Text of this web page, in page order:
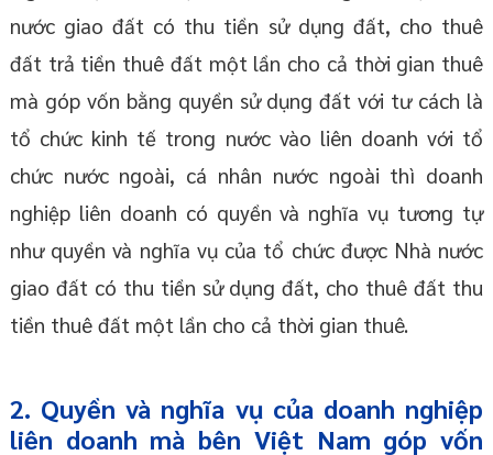
nước giao đất có thu tiền sử dụng đất, cho thuê
đất trả tiền thuê đất một lần cho cả thời gian thuê
mà góp vốn bằng quyền sử dụng đất với tư cách là
tổ chức kinh tế trong nước vào liên doanh với tổ
chức nước ngoài, cá nhân nước ngoài thì doanh
nghiệp liên doanh có quyền và nghĩa vụ tương tự
như quyền và nghĩa vụ của tổ chức được Nhà nước
giao đất có thu tiền sử dụng đất, cho thuê đất thu
tiền thuê đất một lần cho cả thời gian thuê.
2. Quyền và nghĩa vụ của doanh nghiệp
liên doanh mà bên Việt Nam góp vốn